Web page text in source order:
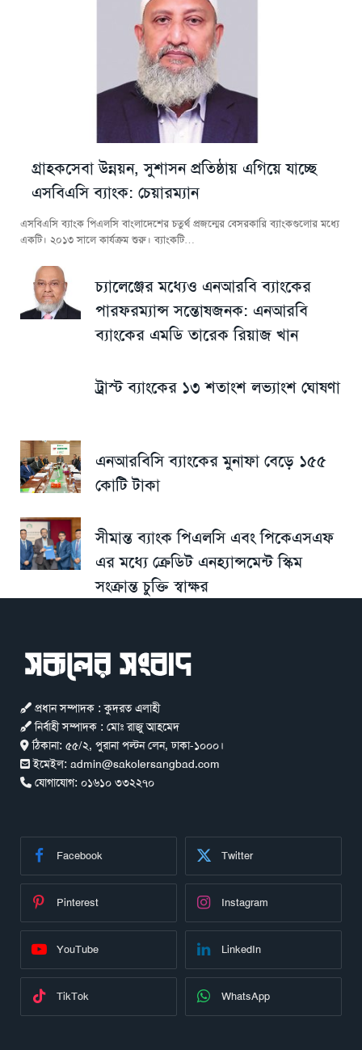
গ্রাহকসেবা উন্নয়ন, সুশাসন প্রতিষ্ঠায় এগিয়ে যাচ্ছে
এসবিএসি ব্যাংক: চেয়ারম্যান
এসবিএসি ব্যাংক পিএলসি বাংলাদেশের চতুর্থ প্রজন্মের বেসরকারি ব্যাংকগুলোর মধ্যে
একটি। ২০১৩ সালে কার্যক্রম শুরু। ব্যাংকটি…
চ্যালেঞ্জের মধ্যেও এনআরবি ব্যাংকের
পারফরম্যান্স সন্তোষজনক: এনআরবি
ব্যাংকের এমডি তারেক রিয়াজ খান
ট্রাস্ট ব্যাংকের ১৩ শতাংশ লভ্যাংশ ঘোষণা
এনআরবিসি ব্যাংকের মুনাফা বেড়ে ১৫৫
কোটি টাকা
সীমান্ত ব্যাংক পিএলসি এবং পিকেএসএফ
এর মধ্যে ক্রেডিট এনহ্যান্সমেন্ট স্কিম
সংক্রান্ত চুক্তি স্বাক্ষর
প্রধান সম্পাদক : কুদরত এলাহী
নির্বাহী সম্পাদক : মোঃ রাজু আহমেদ
ঠিকানা: ৫৫/২, পুরানা পল্টন লেন, ঢাকা-১০০০।
ইমেইল: admin@sakolersangbad.com
যোগাযোগ: ০১৬১০ ৩৩২২৭০
Facebook Twitter
Pinterest Instagram
YouTube LinkedIn
TikTok WhatsApp